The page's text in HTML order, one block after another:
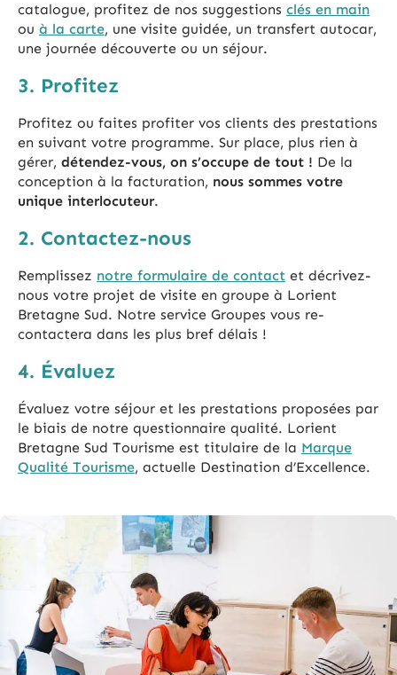
catalogue, profitez de nos suggestions clés en main
ou à la carte, une visite guidée, un transfert autocar,
une journée découverte ou un séjour.
3. Profitez
Profitez ou faites profiter vos clients des prestations
en suivant votre programme. Sur place, plus rien à
gérer, détendez-vous, on s’occupe de tout ! De la
conception à la facturation, nous sommes votre
unique interlocuteur.
2. Contactez-nous
Remplissez notre formulaire de contact et décrivez-
nous votre projet de visite en groupe à Lorient
Bretagne Sud. Notre service Groupes vous re-
contactera dans les plus bref délais !
4. Évaluez
Évaluez votre séjour et les prestations proposées par
le biais de notre questionnaire qualité. Lorient
Bretagne Sud Tourisme est titulaire de la Marque
Qualité Tourisme, actuelle Destination d’Excellence.